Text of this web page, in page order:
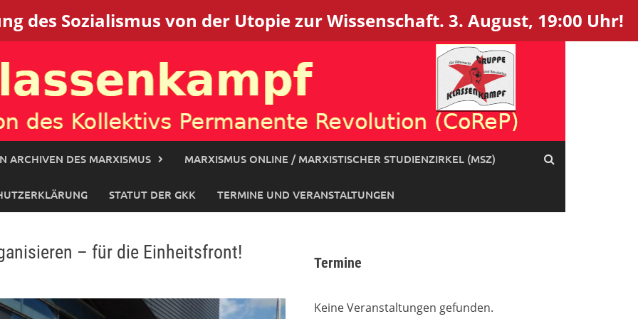
des Sozialismus von der Utopie zur Wissenschaft. 3. August, 19:00 Uhr!
ARCHIVEN DES MARXISMUS MARXISMUS ONLINE / MARXISTISCHER STUDIENZIRKEL (MSZ)
STATUT DER GKK TERMINE UND VERANSTALTUNGEN
– für die Einheitsfront! Termine
Keine Veranstaltungen gefunden.